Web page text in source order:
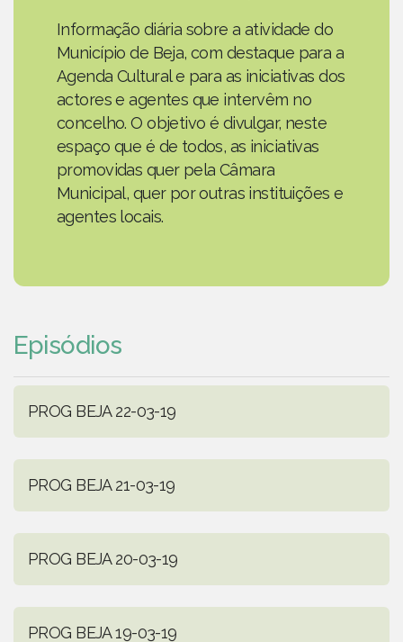
Informação diária sobre a atividade do
Município de Beja, com destaque para a
Agenda Cultural e para as iniciativas dos
actores e agentes que intervêm no
concelho. O objetivo é divulgar, neste
espaço que é de todos, as iniciativas
promovidas quer pela Câmara
Municipal, quer por outras instituições e
agentes locais.
Episódios
PROG BEJA 22-03-19
PROG BEJA 21-03-19
PROG BEJA 20-03-19
PROG BEJA 19-03-19